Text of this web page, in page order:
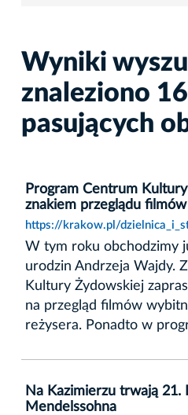
Wyniki
znaleziono
pasujących
Program Centrum
znakiem przeglądu
https://krakow.pl/
W tym roku obchodzimy
urodzin Andrzeja Wajdy.
Kultury Żydowskiej
na przegląd filmów
reżysera. Ponadto w
Na Kazimierzu trwają 21.
Mendelssohna